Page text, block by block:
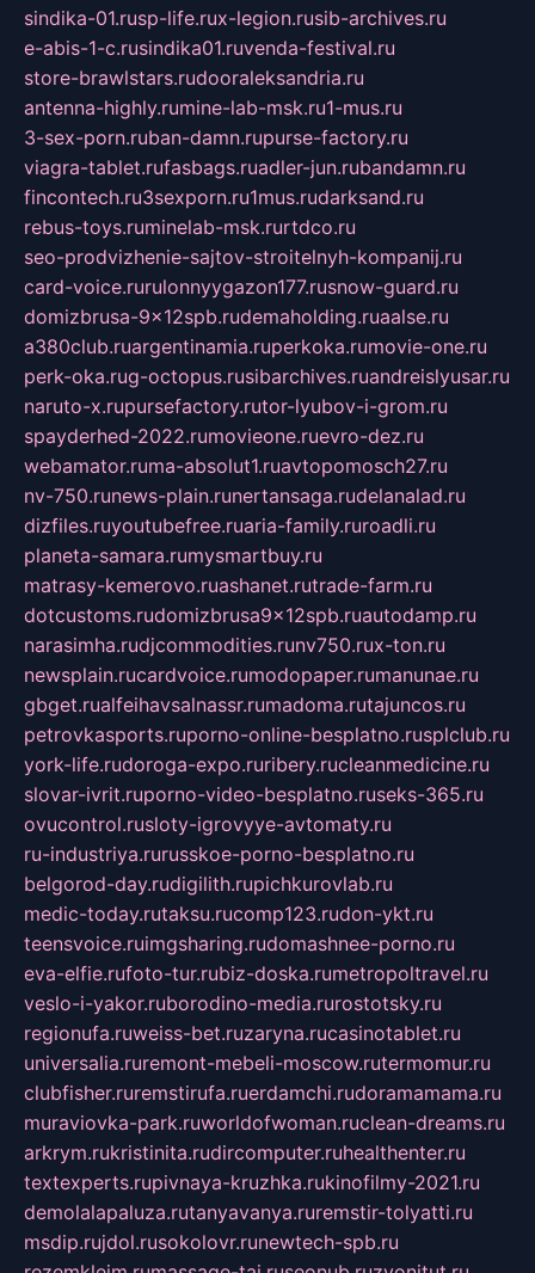
sindika-01.rusp-life.rux-legion.rusib-archives.ru
e-abis-1-c.rusindika01.ruvenda-festival.ru
store-brawlstars.rudooraleksandria.ru
antenna-highly.rumine-lab-msk.ru1-mus.ru
3-sex-porn.ruban-damn.rupurse-factory.ru
viagra-tablet.rufasbags.ruadler-jun.rubandamn.ru
fincontech.ru3sexporn.ru1mus.rudarksand.ru
rebus-toys.ruminelab-msk.rurtdco.ru
seo-prodvizhenie-sajtov-stroitelnyh-kompanij.ru
card-voice.rurulonnyygazon177.rusnow-guard.ru
domizbrusa-9x12spb.rudemaholding.ruaalse.ru
a380club.ruargentinamia.ruperkoka.rumovie-one.ru
perk-oka.rug-octopus.rusibarchives.ruandreislyusar.ru
naruto-x.rupursefactory.rutor-lyubov-i-grom.ru
spayderhed-2022.rumovieone.ruevro-dez.ru
webamator.ruma-absolut1.ruavtopomosch27.ru
nv-750.runews-plain.runertansaga.rudelanalad.ru
dizfiles.ruyoutubefree.ruaria-family.ruroadli.ru
planeta-samara.rumysmartbuy.ru
matrasy-kemerovo.ruashanet.rutrade-farm.ru
dotcustoms.rudomizbrusa9x12spb.ruautodamp.ru
narasimha.rudjcommodities.runv750.rux-ton.ru
newsplain.rucardvoice.rumodopaper.rumanunae.ru
gbget.rualfeihavsalnassr.rumadoma.rutajuncos.ru
petrovkasports.ruporno-online-besplatno.rusplclub.ru
york-life.rudoroga-expo.ruribery.rucleanmedicine.ru
slovar-ivrit.ruporno-video-besplatno.ruseks-365.ru
ovucontrol.rusloty-igrovyye-avtomaty.ru
ru-industriya.rurusskoe-porno-besplatno.ru
belgorod-day.rudigilith.rupichkurovlab.ru
medic-today.rutaksu.rucomp123.rudon-ykt.ru
teensvoice.ruimgsharing.rudomashnee-porno.ru
eva-elfie.rufoto-tur.rubiz-doska.rumetropoltravel.ru
veslo-i-yakor.ruborodino-media.rurostotsky.ru
regionufa.ruweiss-bet.ruzaryna.rucasinotablet.ru
universalia.ruremont-mebeli-moscow.rutermomur.ru
clubfisher.ruremstirufa.ruerdamchi.rudoramamama.ru
muraviovka-park.ruworldofwoman.ruclean-dreams.ru
arkrym.rukristinita.rudircomputer.ruhealthenter.ru
textexperts.rupivnaya-kruzhka.rukinofilmy-2021.ru
demolalapaluza.rutanyavanya.ruremstir-tolyatti.ru
msdip.rujdol.rusokolovr.runewtech-spb.ru